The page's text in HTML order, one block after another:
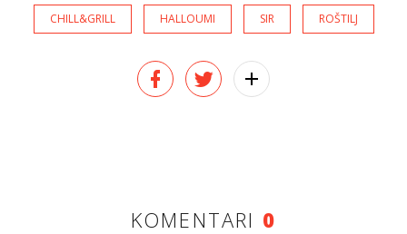
CHILL&GRILL HALLOUMI SIR ROŠTILJ
KOMENTARI 0